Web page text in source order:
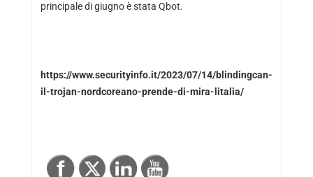
principale di giugno è stata Qbot.
https://www.securityinfo.it/2023/07/14/blindingcan-
il-trojan-nordcoreano-prende-di-mira-litalia/